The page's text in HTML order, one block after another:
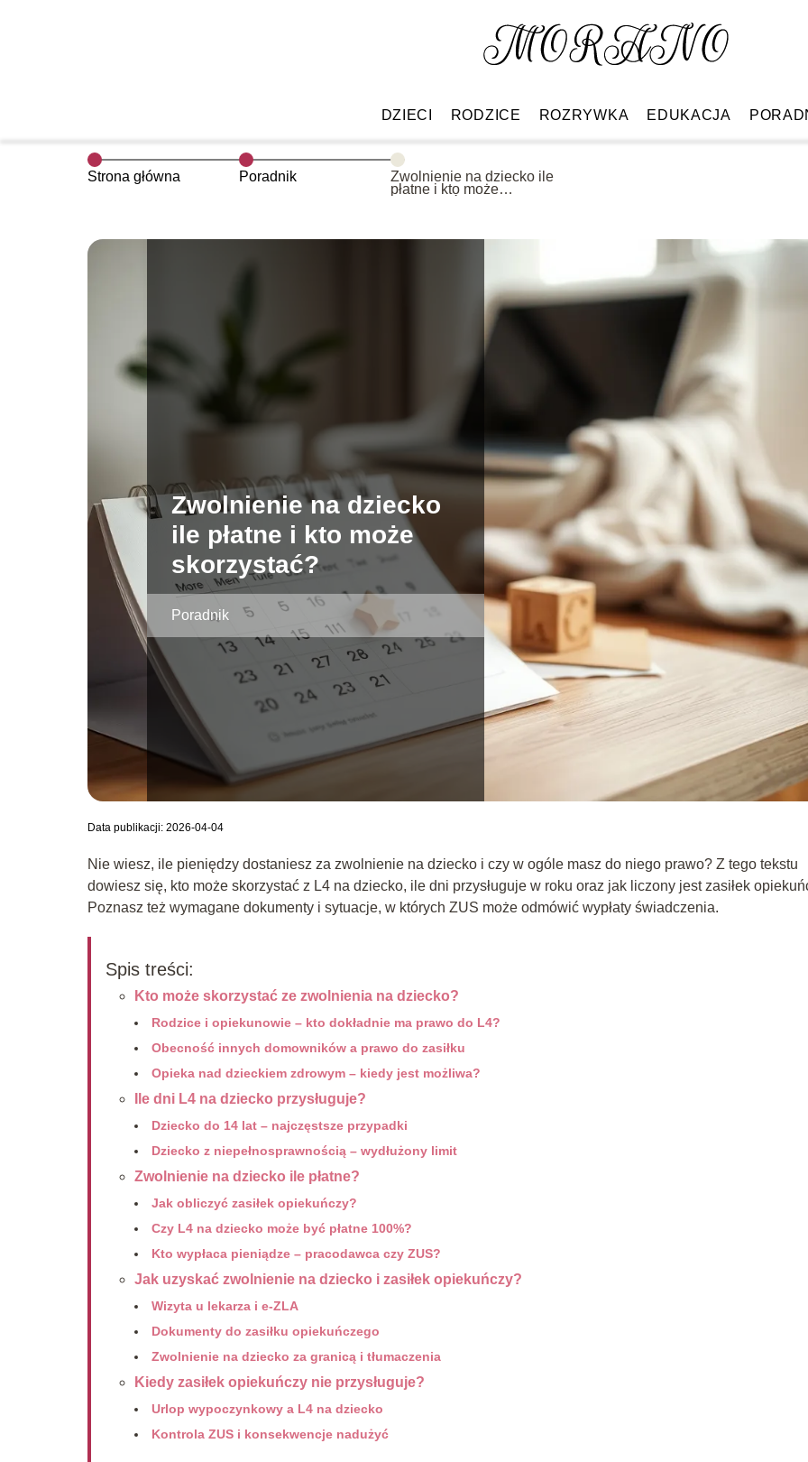
DZIECI RODZICE ROZRYWKA EDUKACJA
Strona główna Poradnik
Zwolnienie na dziecko ile
płatne i kto może
Zwolnienie na dziecko
ile płatne i kto może
skorzystać?
Poradnik
Data publikacji: 2026-04-04
Nie wiesz, ile pieniędzy dostaniesz za zwolnienie na dziecko i czy w ogóle masz do niego prawo? Z tego tekstu
dowiesz się, kto może skorzystać z L4 na dziecko, ile dni przysługuje w roku oraz jak liczony jest zasiłek
Poznasz też wymagane dokumenty i sytuacje, w których ZUS może odmówić wypłaty świadczenia.
Spis treści:
Kto może skorzystać ze zwolnienia na dziecko?
Rodzice i opiekunowie – kto dokładnie ma prawo do L4?
Obecność innych domowników a prawo do zasiłku
Opieka nad dzieckiem zdrowym – kiedy jest możliwa?
Ile dni L4 na dziecko przysługuje?
Dziecko do 14 lat – najczęstsze przypadki
Dziecko z niepełnosprawnością – wydłużony limit
Zwolnienie na dziecko ile płatne?
Jak obliczyć zasiłek opiekuńczy?
Czy L4 na dziecko może być płatne 100%?
Kto wypłaca pieniądze – pracodawca czy ZUS?
Jak uzyskać zwolnienie na dziecko i zasiłek opiekuńczy?
Wizyta u lekarza i e-ZLA
Dokumenty do zasiłku opiekuńczego
Zwolnienie na dziecko za granicą i tłumaczenia
Kiedy zasiłek opiekuńczy nie przysługuje?
Urlop wypoczynkowy a L4 na dziecko
Kontrola ZUS i konsekwencje nadużyć